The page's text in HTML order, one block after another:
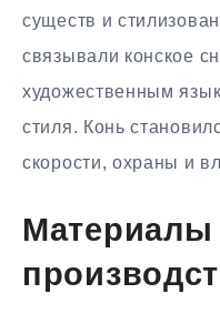
существ и
связывали конское
художественным
стиля. Конь
скорости, охраны и
Материалы